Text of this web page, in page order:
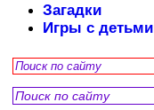
Загадки
Игры с детьми